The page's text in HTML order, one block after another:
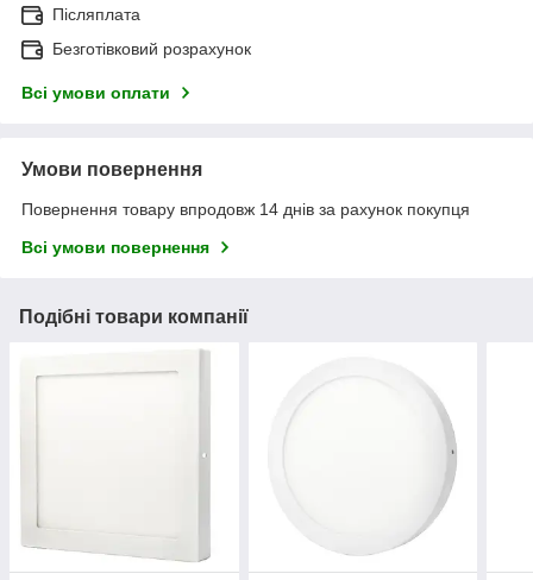
Післяплата
Безготівковий розрахунок
Всі умови оплати
Умови повернення
Повернення товару впродовж 14 днів за рахунок покупця
Всі умови повернення
Подібні товари компанії